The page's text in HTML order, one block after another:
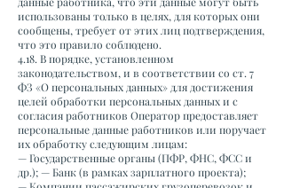
использованы только в целях, для которых они
сообщены, требует от этих лиц подтверждения,
что это правило соблюдено.
4.18. В порядке, установленном
законодательством, и в соответствии со ст. 7
ФЗ «О персональных данных» для достижения
целей обработки персональных данных и с
согласия работников Оператор предоставляет
персональные данные работников или поручает
их обработку следующим лицам:
— Государственные органы (ПФР, ФНС, ФСС и
др.); — Банк (в рамках зарплатного проекта);